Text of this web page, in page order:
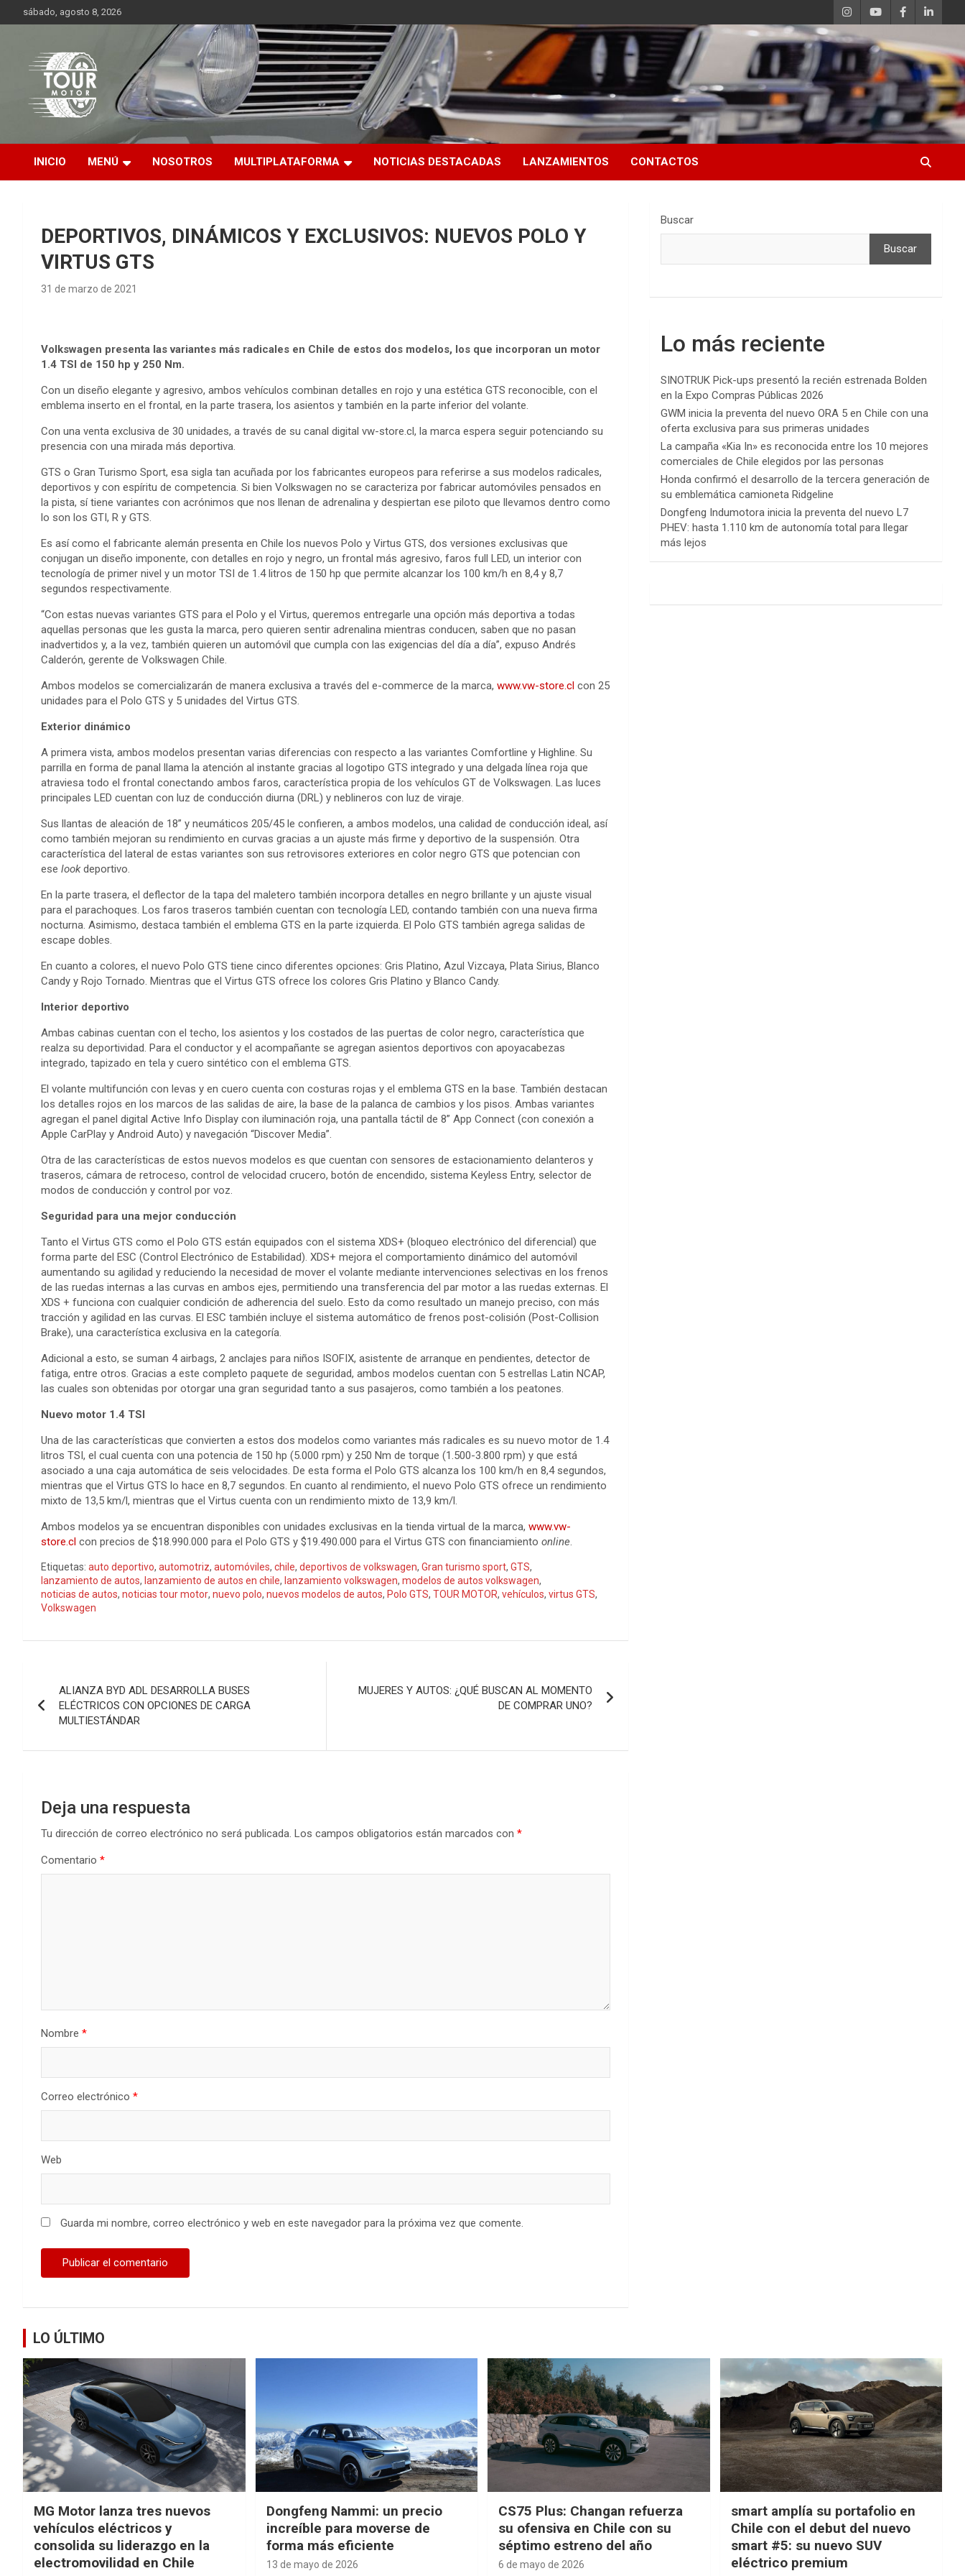
al
sábado, agosto 8, 2026
Tour Motor
Plataforma de contenido audiovisual para el sector automotriz
INICIO MENÚ NOSOTROS MULTIPLATAFORMA NOTICIAS DESTACADAS LANZAMIENTOS CONTACTOS
DEPORTIVOS, DINÁMICOS Y EXCLUSIVOS: NUEVOS POLO Y
VIRTUS GTS
31 de marzo de 2021
Volkswagen presenta las variantes más radicales en Chile de estos dos modelos, los que incorporan un motor
1.4 TSI de 150 hp y 250 Nm.
Con un diseño elegante y agresivo, ambos vehículos combinan detalles en rojo y una estética GTS reconocible, con el
emblema inserto en el frontal, en la parte trasera, los asientos y también en la parte inferior del volante.
Con una venta exclusiva de 30 unidades, a través de su canal digital vw-store.cl, la marca espera seguir potenciando su
presencia con una mirada más deportiva.
GTS o Gran Turismo Sport, esa sigla tan acuñada por los fabricantes europeos para referirse a sus modelos radicales,
deportivos y con espíritu de competencia. Si bien Volkswagen no se caracteriza por fabricar automóviles pensados en
la pista, sí tiene variantes con acrónimos que nos llenan de adrenalina y despiertan ese piloto que llevamos dentro como
lo son los GTI, R y GTS.
Es así como el fabricante alemán presenta en Chile los nuevos Polo y Virtus GTS, dos versiones exclusivas que
conjugan un diseño imponente, con detalles en rojo y negro, un frontal más agresivo, faros full LED, un interior con
tecnología de primer nivel y un motor TSI de 1.4 litros de 150 hp que permite alcanzar los 100 km/h en 8,4 y 8,7
segundos respectivamente.
“Con estas nuevas variantes GTS para el Polo y el Virtus, queremos entregarle una opción más deportiva a todas
aquellas personas que les gusta la marca, pero quieren sentir adrenalina mientras conducen, saben que no pasan
inadvertidos y, a la vez, también quieren un automóvil que cumpla con las exigencias del día a día”, expuso Andrés
Calderón, gerente de Volkswagen Chile.
Ambos modelos se comercializarán de manera exclusiva a través del e-commerce de la marca, www.vw-store.cl con 25
unidades para el Polo GTS y 5 unidades del Virtus GTS.
Exterior dinámico
A primera vista, ambos modelos presentan varias diferencias con respecto a las variantes Comfortline y Highline. Su
parrilla en forma de panal llama la atención al instante gracias al logotipo GTS integrado y una delgada línea roja que
atraviesa todo el frontal conectando ambos faros, característica propia de los vehículos GT de Volkswagen. Las luces
principales LED cuentan con luz de conducción diurna (DRL) y neblineros con luz de viraje.
Sus llantas de aleación de 18” y neumáticos 205/45 le confieren, a ambos modelos, una calidad de conducción ideal, así
como también mejoran su rendimiento en curvas gracias a un ajuste más firme y deportivo de la suspensión. Otra
característica del lateral de estas variantes son sus retrovisores exteriores en color negro GTS que potencian con
ese lookdeportivo.
En la parte trasera, el deflector de la tapa del maletero también incorpora detalles en negro brillante y un ajuste visual
para el parachoques. Los faros traseros también cuentan con tecnología LED, contando también con una nueva firma
nocturna. Asimismo, destaca también el emblema GTS en la parte izquierda. El Polo GTS también agrega salidas de
escape dobles.
En cuanto a colores, el nuevo Polo GTS tiene cinco diferentes opciones: Gris Platino, Azul Vizcaya, Plata Sirius, Blanco
Candy y Rojo Tornado. Mientras que el Virtus GTS ofrece los colores Gris Platino y Blanco Candy.
Interior deportivo
Ambas cabinas cuentan con el techo, los asientos y los costados de las puertas de color negro, característica que
realza su deportividad. Para el conductor y el acompañante se agregan asientos deportivos con apoyacabezas
integrado, tapizado en tela y cuero sintético con el emblema GTS.
El volante multifunción con levas y en cuero cuenta con costuras rojas y el emblema GTS en la base. También destacan
los detalles rojos en los marcos de las salidas de aire, la base de la palanca de cambios y los pisos. Ambas variantes
agregan el panel digital Active Info Display con iluminación roja, una pantalla táctil de 8” App Connect (con conexión a
Apple CarPlay y Android Auto) y navegación “Discover Media”.
Otra de las características de estos nuevos modelos es que cuentan con sensores de estacionamiento delanteros y
traseros, cámara de retroceso, control de velocidad crucero, botón de encendido, sistema Keyless Entry, selector de
modos de conducción y control por voz.
Seguridad para una mejor conducción
Tanto el Virtus GTS como el Polo GTS están equipados con el sistema XDS+ (bloqueo electrónico del diferencial) que
forma parte del ESC (Control Electrónico de Estabilidad). XDS+ mejora el comportamiento dinámico del automóvil
aumentando su agilidad y reduciendo la necesidad de mover el volante mediante intervenciones selectivas en los frenos
de las ruedas internas a las curvas en ambos ejes, permitiendo una transferencia del par motor a las ruedas externas. El
XDS + funciona con cualquier condición de adherencia del suelo. Esto da como resultado un manejo preciso, con más
tracción y agilidad en las curvas. El ESC también incluye el sistema automático de frenos post-colisión (Post-Collision
Brake), una característica exclusiva en la categoría.
Adicional a esto, se suman 4 airbags, 2 anclajes para niños ISOFIX, asistente de arranque en pendientes, detector de
fatiga, entre otros. Gracias a este completo paquete de seguridad, ambos modelos cuentan con 5 estrellas Latin NCAP,
las cuales son obtenidas por otorgar una gran seguridad tanto a sus pasajeros, como también a los peatones.
Nuevo motor 1.4 TSI
Una de las características que convierten a estos dos modelos como variantes más radicales es su nuevo motor de 1.4
litros TSI, el cual cuenta con una potencia de 150 hp (5.000 rpm) y 250 Nm de torque (1.500-3.800 rpm) y que está
asociado a una caja automática de seis velocidades. De esta forma el Polo GTS alcanza los 100 km/h en 8,4 segundos,
mientras que el Virtus GTS lo hace en 8,7 segundos. En cuanto al rendimiento, el nuevo Polo GTS ofrece un rendimiento
mixto de 13,5 km/l, mientras que el Virtus cuenta con un rendimiento mixto de 13,9 km/l.
Ambos modelos ya se encuentran disponibles con unidades exclusivas en la tienda virtual de la marca, www.vw-
store.cl con precios de $18.990.000 para el Polo GTS y $19.490.000 para el Virtus GTS con financiamiento online.
Etiquetas: auto deportivo, automotriz, automóviles, chile, deportivos de volkswagen, Gran turismo sport, GTS,
lanzamiento de autos, lanzamiento de autos en chile, lanzamiento volkswagen, modelos de autos volkswagen,
noticias de autos, noticias tour motor, nuevo polo, nuevos modelos de autos, Polo GTS, TOUR MOTOR, vehículos, virtus GTS,
Volkswagen
de
ALIANZA BYD ADL DESARROLLA BUSES
ELÉCTRICOS CON OPCIONES DE CARGA
MULTIESTÁNDAR
MUJERES Y AUTOS: ¿QUÉ BUSCAN AL MOMENTO
DE COMPRAR UNO?
Deja una respuesta
Tu dirección de correo electrónico no será publicada. Los campos obligatorios están marcados con *
Comentario *
Nombre *
Correo electrónico *
Web
Guarda mi nombre, correo electrónico y web en este navegador para la próxima vez que comente.
Buscar
Buscar
Lo más reciente
SINOTRUK Pick-ups presentó la recién estrenada Bolden
en la Expo Compras Públicas 2026
GWM inicia la preventa del nuevo ORA 5 en Chile con una
oferta exclusiva para sus primeras unidades
La campaña «Kia In» es reconocida entre los 10 mejores
comerciales de Chile elegidos por las personas
Honda confirmó el desarrollo de la tercera generación de
su emblemática camioneta Ridgeline
Dongfeng Indumotora inicia la preventa del nuevo L7
PHEV: hasta 1.110 km de autonomía total para llegar
más lejos
LO ÚLTIMO
MG Motor lanza tres nuevos
vehículos eléctricos y
consolida su liderazgo en la
electromovilidad en Chile
Dongfeng Nammi: un precio
increíble para moverse de
forma más eficiente
13 de mayo de 2026
CS75 Plus: Changan refuerza
su ofensiva en Chile con su
séptimo estreno del año
6 de mayo de 2026
smart amplía su portafolio en
Chile con el debut del nuevo
smart #5: su nuevo SUV
eléctrico premium